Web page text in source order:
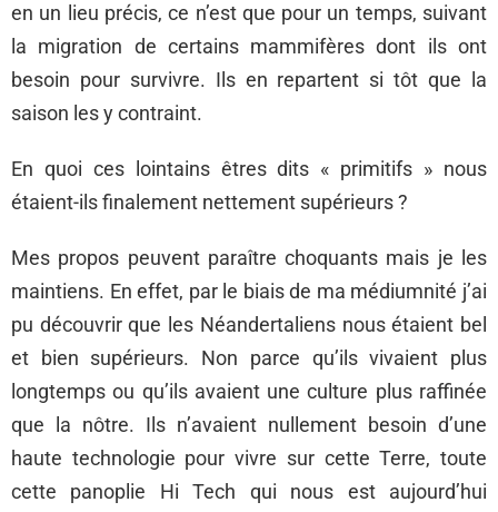
en un lieu précis, ce n’est que pour un temps, suivant
la migration de certains mammifères dont ils ont
besoin pour survivre. Ils en repartent si tôt que la
saison les y contraint.
En quoi ces lointains êtres dits « primitifs » nous
étaient-ils finalement nettement supérieurs ?
Mes propos peuvent paraître choquants mais je les
maintiens. En effet, par le biais de ma médiumnité j’ai
pu découvrir que les Néandertaliens nous étaient bel
et bien supérieurs. Non parce qu’ils vivaient plus
longtemps ou qu’ils avaient une culture plus raffinée
que la nôtre. Ils n’avaient nullement besoin d’une
haute technologie pour vivre sur cette Terre, toute
cette panoplie Hi Tech qui nous est aujourd’hui